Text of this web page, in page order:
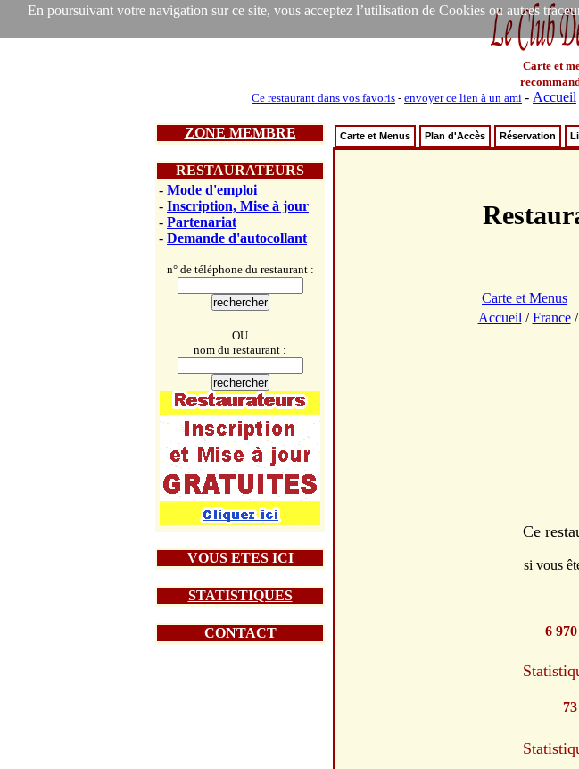
En poursuivant votre navigation sur ce site, vous acceptez l’utilisation de Cookies ou autres
Carte et
Ce restaurant dans vos favoris - envoyer ce lien à un ami - Accueil
ZONE MEMBRE
RESTAURATEURS
- Mode d'emploi
- Inscription, Mise à jour
- Partenariat
- Demande d'autocollant
n° de téléphone du restaurant :
OU
nom du restaurant :
VOUS ETES ICI
STATISTIQUES
CONTACT
Carte et Menus Plan d'Accès Réservation
Carte et Menus
Accueil /France/
Ce
si vous
6 970
73